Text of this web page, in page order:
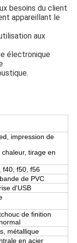
besoins du client
appareillant le
aux
électronique
impression de
tirage en
f40, f50, f56
de PVC
d'USB
de finition
métallique
en acier